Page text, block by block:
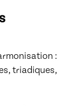
:
triadiques,